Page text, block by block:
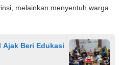
melainkan menyentuh warga
Ajak Beri Edukasi